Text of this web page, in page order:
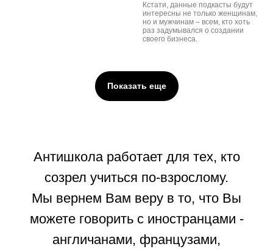
Кстати, данные подкасты будут
интересны не только женщинам,
но и мужчинам – всем, кто хоть
раз задумывался о создании
своего бизнеса.
Показать еще
Антишкола работает для тех, кто
созрел учиться по-взрослому.
Мы вернем Вам веру в то, что Вы
можете говорить с иностранцами -
англичанами, французами,